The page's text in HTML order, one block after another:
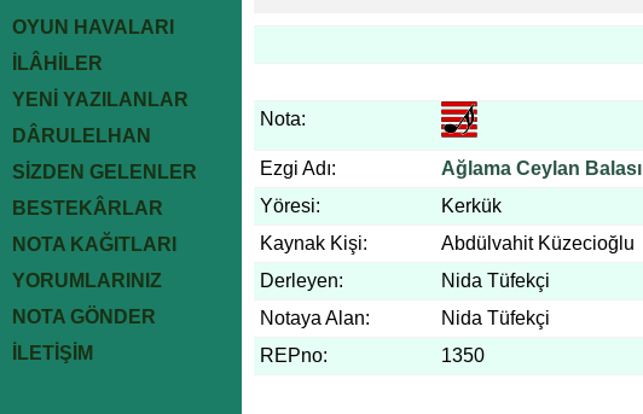
OYUN HAVALARI
İLÂHİLER
YENİ YAZILANLAR
DÂRULELHAN
SİZDEN GELENLER
BESTEKÂRLAR
NOTA KAĞITLARI
YORUMLARINIZ
NOTA GÖNDER
İLETİŞİM
Nota:
Ezgi Adı:
Ağlama Ceylan Balası
Yöresi:
Kerkük
Kaynak Kişi:
Abdülvahit Küzecioğlu
Derleyen:
Nida Tüfekçi
Notaya Alan:
Nida Tüfekçi
REPno:
1350